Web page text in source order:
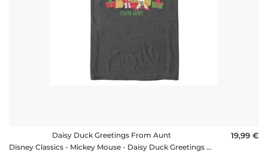
Daisy Duck Greetings From Aunt
Disney Classics - Mickey Mouse - Daisy Duck Greetings From Aunt - Homme T-shirt
19,99 €